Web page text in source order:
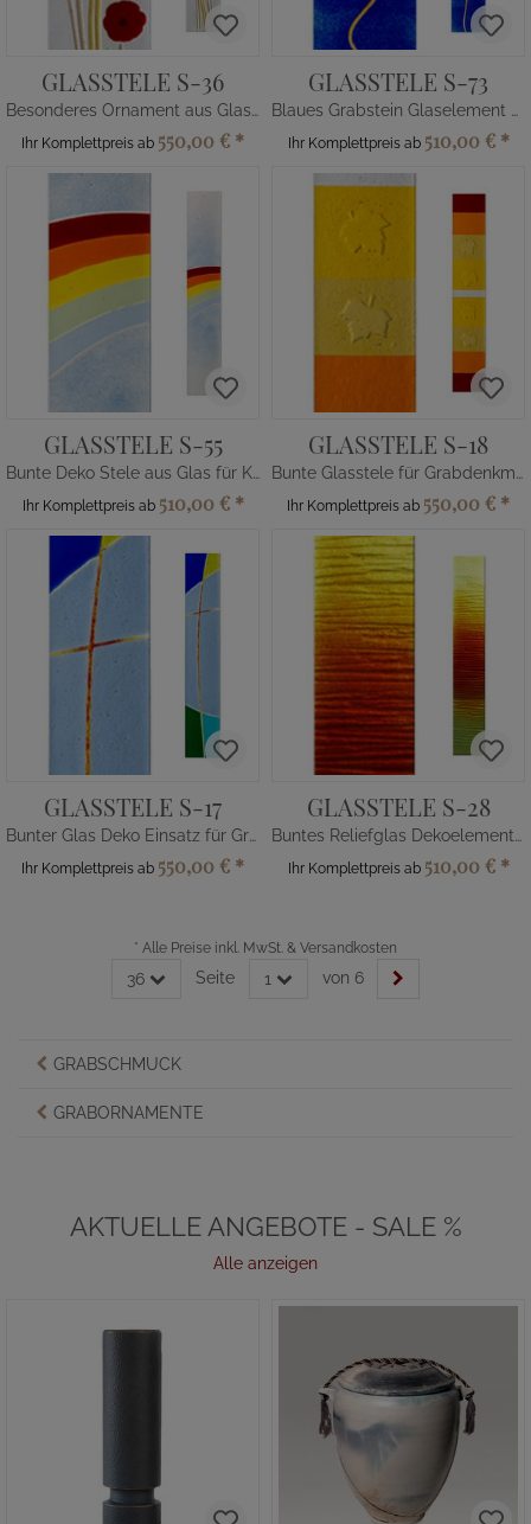
GLASSTELE S-36
Besonderes Ornament aus Glas für Grabdenkmal
Ihr Komplettpreis ab 550,00 € *
GLASSTELE S-73
Blaues Grabstein Glaselement mit Motiv
Ihr Komplettpreis ab 510,00 € *
GLASSTELE S-55
Bunte Deko Stele aus Glas für Kindergrabstein
Ihr Komplettpreis ab 510,00 € *
GLASSTELE S-18
Bunte Glasstele für Grabdenkmal mit Blättern
Ihr Komplettpreis ab 550,00 € *
GLASSTELE S-17
Bunter Glas Deko Einsatz für Grabdenkmal
Ihr Komplettpreis ab 550,00 € *
GLASSTELE S-28
Buntes Reliefglas Dekoelement für Grabmal
Ihr Komplettpreis ab 510,00 € *
* Alle Preise inkl. MwSt. & Versandkosten
36 Seite 1 von 6
GRABSCHMUCK
GRABORNAMENTE
AKTUELLE ANGEBOTE - SALE %
Alle anzeigen